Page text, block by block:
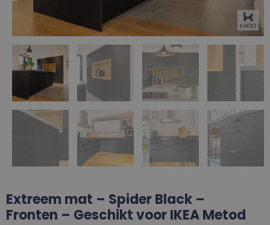
Extreem mat – Spider Black –
Fronten – Geschikt voor IKEA Metod